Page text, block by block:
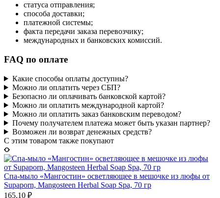
статуса отправления;
способа доставки;
платежной системы;
факта передачи заказа перевозчику;
международных и банковских комиссий.
FAQ по оплате
Какие способы оплаты доступны?
Можно ли оплатить через СБП?
Безопасно ли оплачивать банковской картой?
Можно ли оплатить международной картой?
Можно ли оплатить заказ банковским переводом?
Почему получателем платежа может быть указан партнер?
Возможен ли возврат денежных средств?
C этим товаром также покупают
Спа-мыло «Мангостин» осветляющее в мешочке из люфы от
Supaporn, Mangosteen Herbal Soap Spa, 70 гр
165,10 ₽